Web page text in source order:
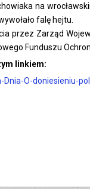
na
falę hejtu.
przez Zarząd
Funduszu
linkiem:
O-doniesieniu-